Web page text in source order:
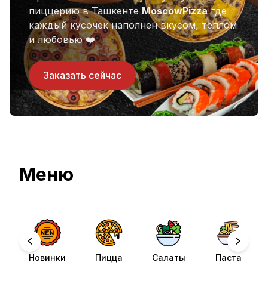
пиццерию в ТашкентеMoscowPizzaгде
каждый кусочек наполнен вкусом, теплом
и любовью ❤️
Заказать сейчас
Меню
Новинки Пицца Салаты Паста